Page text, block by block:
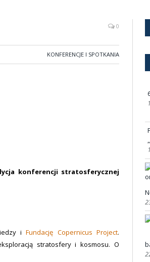
0
KONFERENCJE I SPOTKANIA
konferencji stratosferycznej
iFundację Copernicus Project.
stratosfery i kosmosu. O